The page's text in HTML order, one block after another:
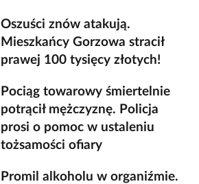
Oszuści znów atakują.
Mieszkańcy Gorzowa stracił
prawej 100 tysięcy złotych!
Pociąg towarowy śmiertelnie
potrącił mężczyznę. Policja
prosi o pomoc w ustaleniu
tożsamości ofiary
Promil alkoholu w organiźmie.